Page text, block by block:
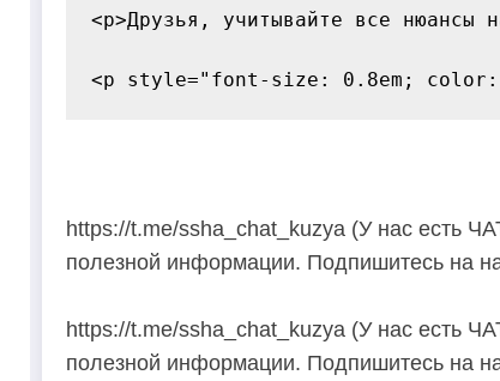
<p>Друзья, учитывайте все нюансы
https://t.me/ssha_chat_kuzya (У нас есть
полезной информации. Подпишитесь на
https://t.me/ssha_chat_kuzya (У нас есть
полезной информации. Подпишитесь на